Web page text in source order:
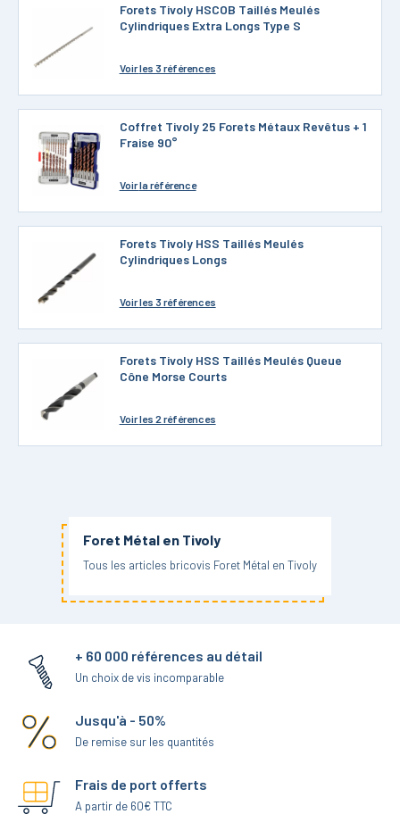
Forets Tivoly HSCOB Taillés Meulés
Cylindriques Extra Longs Type S
Voirles 3 références
Coffret Tivoly 25 Forets Métaux Revêtus + 1
Fraise 90°
Voirla référence
Forets Tivoly HSS Taillés Meulés
Cylindriques Longs
Voirles 3 références
Forets Tivoly HSS Taillés Meulés Queue
Cône Morse Courts
Voirles 2 références
Foret Métal en Tivoly
Tous les articles bricovis Foret Métal en Tivoly
+ 60 000 références au détail
Un choix de vis incomparable
Jusqu'à - 50%
De remise sur les quantités
Frais de port offerts
A partir de 60€ TTC